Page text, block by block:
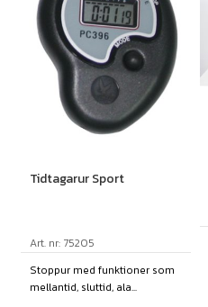
Tidtagarur Sport
Art. nr: 75205
Stoppur med funktioner som
mellantid, sluttid, ala...